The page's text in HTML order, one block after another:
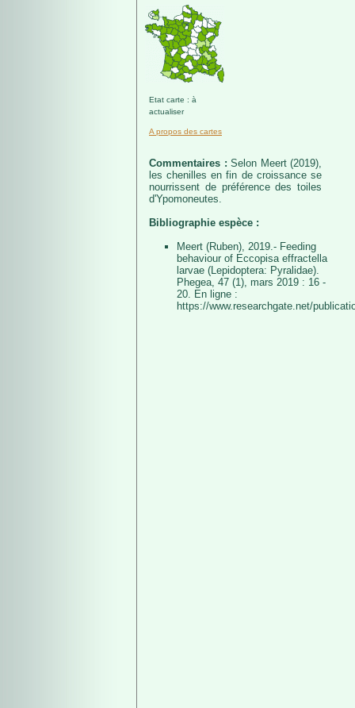
Etat carte : à
actualiser
A propos des cartes
Commentaires : Selon Meert (2019),
les chenilles en fin de croissance se
nourrissent de préférence des toiles
d'Ypomoneutes.
Bibliographie espèce :
Meert (Ruben), 2019.- Feeding
behaviour of Eccopisa effractella
larvae (Lepidoptera: Pyralidae).
Phegea, 47 (1), mars 2019 : 16 -
20. En ligne :
https://www.researchgate.net/